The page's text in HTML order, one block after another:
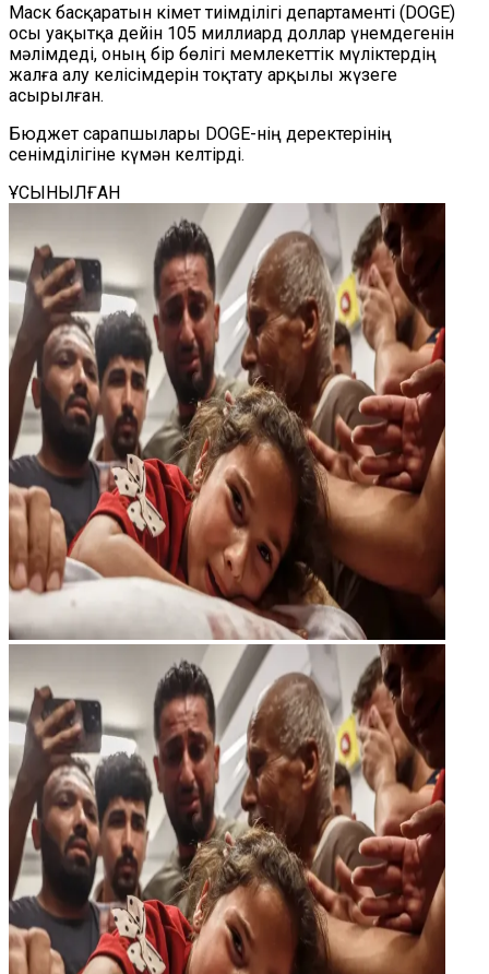
Маск басқаратын Үкімет тиімділігі департаменті (DOGE)
осы уақытқа дейін 105 миллиард доллар үнемдегенін
мәлімдеді, оның бір бөлігі мемлекеттік мүліктердің
жалға алу келісімдерін тоқтату арқылы жүзеге
асырылған.
Бюджет сарапшылары DOGE-нің деректерінің
сенімділігіне күмән келтірді.
ҰСЫНЫЛҒАН